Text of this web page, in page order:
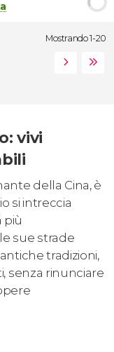
Mostrando 1-20
vivi
della Cina, è
si intreccia
più
sue strade
tradizioni,
senza rinunciare